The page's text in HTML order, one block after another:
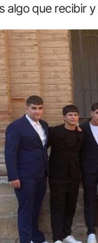
algo que recibir